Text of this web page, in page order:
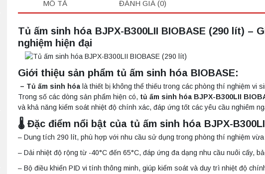
MÔ TẢ ĐÁNH GIÁ (0)
Tủ ấm sinh hóa BJPX-B300LII BIOBASE (290 lít)
nghiệm hiện đại
Giới thiệu sản phẩm tủ ấm sinh hóa BIOBASE:
– Tủ ấm sinh hóa là thiết bị không thể thiếu trong các phòng thí nghiệm vi
Trong số các dòng sản phẩm hiện có, tủ ấm sinh hóa BJPX-B300LII
và khả năng kiểm soát nhiệt độ chính xác, đáp ứng tốt các yêu cầu nghiêm
🌡️ Đặc điểm nổi bật của tủ ấm sinh hóa BJPX-
– Dung tích 290 lít, phù hợp với nhu cầu sử dụng trong phòng thí nghiệm
– Dải nhiệt độ rộng từ -40°C đến 65°C, đáp ứng đa dạng nhu cầu nuôi cấy,
– Bộ điều khiển PID vi tính thông minh, giúp kiểm soát và duy trì nhiệt độ